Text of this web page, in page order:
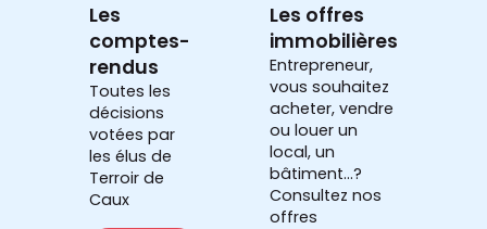
Les
comptes-
rendus
Toutes les
décisions
votées par
les élus de
Terroir de
Caux
Les offres
immobilières
Entrepreneur,
vous souhaitez
acheter, vendre
ou louer un
local, un
bâtiment...?
Consultez nos
offres